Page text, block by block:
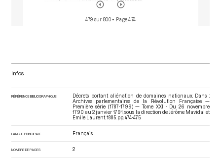
479 sur 800 • Page 474
Infos
RÉFÉRENCE BIBLIOGRAPHIQUE
Décrets portant aliénation de domaines nationaux. Dans :
Archives parlementaires de la Révolution Française —
Première série (1787-1799) — Tome XXI - Du 26 novembre
1790 au 2 janvier 1791 , sous la direction de Jérôme Mavidal et
Emile Laurent. 1885. pp. 474-475.
LANGUE PRINCIPALE Français
NOMBRE DE PAGES 2